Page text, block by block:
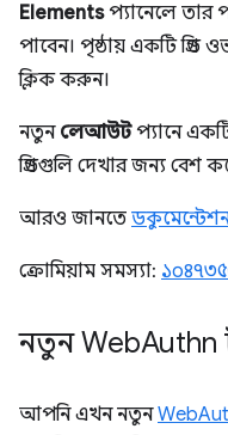
Elementsপ্যানেলে তার
পাবেন। পৃষ্ঠায় একটি
ক্লিক করুন।
নতুন লেআউটপ্যানে
গ্রিডগুলি দেখার জন্য বেশ
আরও জানতে
ক্রোমিয়াম সমস্যা:
নতুন WebAuthn
আপনি এখন নতুন